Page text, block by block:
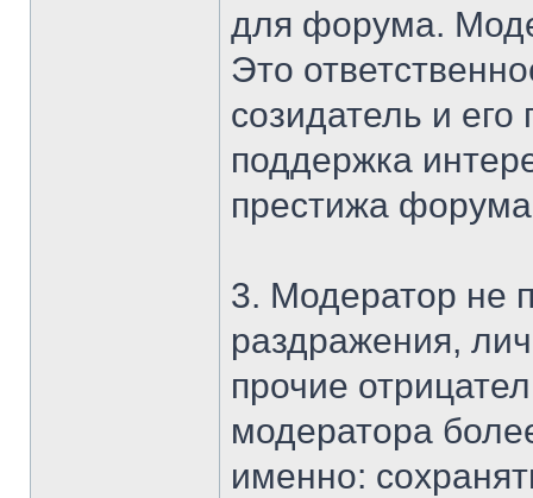
для форума.
Это
созидатель и его
поддержка
престижа
3. Модератор не
раздражения,
прочие
модератора
именно: